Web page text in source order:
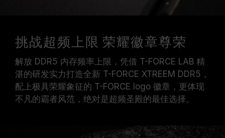
挑战超频上限 荣耀徽章尊荣
解放 DDR5 内存频率上限，凭借 T-FORCE LAB 精
湛的研发实力打造全新 T-FORCE XTREEM DDR5，
配上极具荣耀象征的 T-FORCE logo 徽章，更体现
不凡的霸者风范，绝对是超频圣殿的最佳选择。